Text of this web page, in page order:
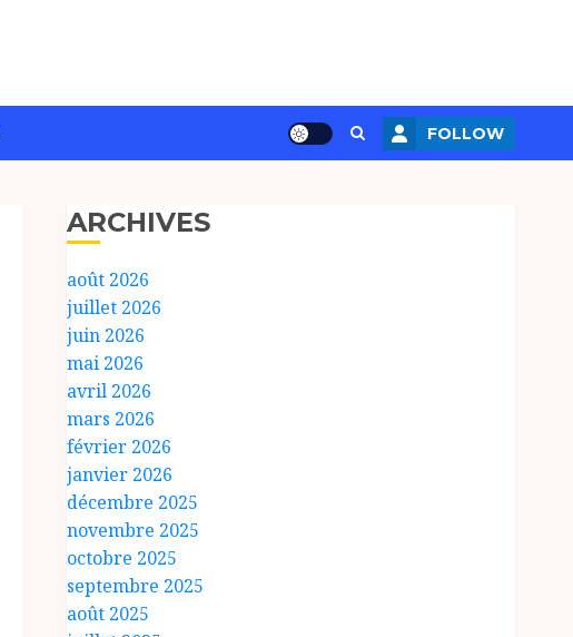
FOLLOW
ARCHIVES
août 2026
juillet 2026
juin 2026
mai 2026
avril 2026
mars 2026
février 2026
janvier 2026
décembre 2025
novembre 2025
octobre 2025
septembre 2025
août 2025